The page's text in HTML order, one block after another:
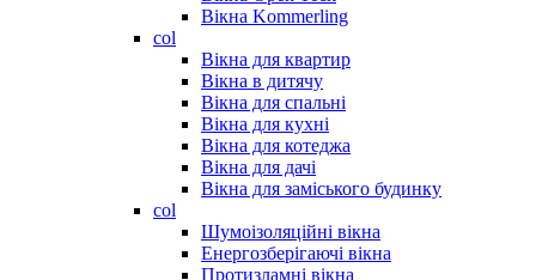
Вікна Kommerling
col
Вікна для квартир
Вікна в дитячу
Вікна для спальні
Вікна для кухні
Вікна для котеджа
Вікна для дачі
Вікна для заміського будинку
col
Шумоізоляційні вікна
Енергозберігаючі вікна
Протизламні вікна